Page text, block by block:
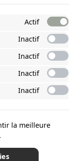
Actif
Inactif
Inactif
Inactif
Inactif
la meilleure
.